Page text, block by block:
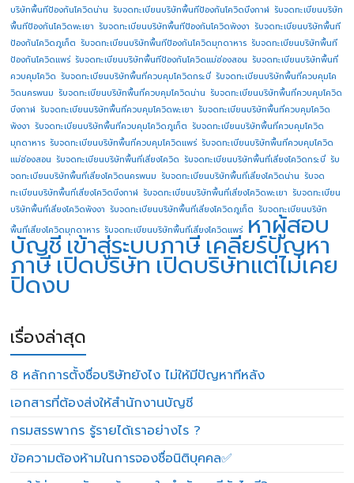
บริษัทพื้นทีป้องกันโควิดน่าน รับจดทะเบียนบริษัทพื้นทีป้องกันโควิดบึงกาฬ รับจดทะเบียนบริษัท
พื้นทีป้องกันโควิดพะเยา รับจดทะเบียนบริษัทพื้นทีป้องกันโควิดพังงา รับจดทะเบียนบริษัทพื้นที
ป้องกันโควิดภูเก็ต รับจดทะเบียนบริษัทพื้นทีป้องกันโควิดมุกดาหาร รับจดทะเบียนบริษัทพื้นที
ป้องกันโควิดแพร่ รับจดทะเบียนบริษัทพื้นทีป้องกันโควิดแม่ฮ่องสอน รับจดทะเบียนบริษัทพื้นที่
ควบคุมโควิด รับจดทะเบียนบริษัทพื้นที่ควบคุมโควิดกระบี่ รับจดทะเบียนบริษัทพื้นที่ควบคุมโค
วิดนครพนม รับจดทะเบียนบริษัทพื้นที่ควบคุมโควิดน่าน รับจดทะเบียนบริษัทพื้นที่ควบคุมโควิด
บึงกาฬ รับจดทะเบียนบริษัทพื้นที่ควบคุมโควิดพะเยา รับจดทะเบียนบริษัทพื้นที่ควบคุมโควิด
พังงา รับจดทะเบียนบริษัทพื้นที่ควบคุมโควิดภูเก็ต รับจดทะเบียนบริษัทพื้นที่ควบคุมโควิด
มุกดาหาร รับจดทะเบียนบริษัทพื้นที่ควบคุมโควิดแพร่ รับจดทะเบียนบริษัทพื้นที่ควบคุมโควิด
แม่ฮ่องสอน รับจดทะเบียนบริษัทพื้นที่เสี่ยงโควิด รับจดทะเบียนบริษัทพื้นที่เสี่ยงโควิดกระบี่ รับ
จดทะเบียนบริษัทพื้นที่เสี่ยงโควิดนครพนม รับจดทะเบียนบริษัทพื้นที่เสี่ยงโควิดน่าน รับจด
ทะเบียนบริษัทพื้นที่เสี่ยงโควิดบึงกาฬ รับจดทะเบียนบริษัทพื้นที่เสี่ยงโควิดพะเยา รับจดทะเบียน
บริษัทพื้นที่เสี่ยงโควิดพังงา รับจดทะเบียนบริษัทพื้นที่เสี่ยงโควิดภูเก็ต รับจดทะเบียนบริษัท
พื้นที่เสี่ยงโควิดมุกดาหาร รับจดทะเบียนบริษัทพื้นที่เสี่ยงโควิดแพร่ หาผู้สอบ
บัญชี เข้าสู่ระบบภาษี เคลียร์ปัญหา
ภาษีเปิดบริษัทเปิดบริษัทแต่ไม่เคย
ปิดงบ
เรื่องล่าสุด
8 หลักการตั้งชื่อบริษัทยังไง ไม่ให้มีปัญหาทีหลัง
เอกสารที่ต้องส่งให้สำนักงานบัญชี
กรมสรรพากร รู้รายได้เราอย่างไร ?
ข้อความต้องห้ามในการจองชื่อนิติบุคคล✅